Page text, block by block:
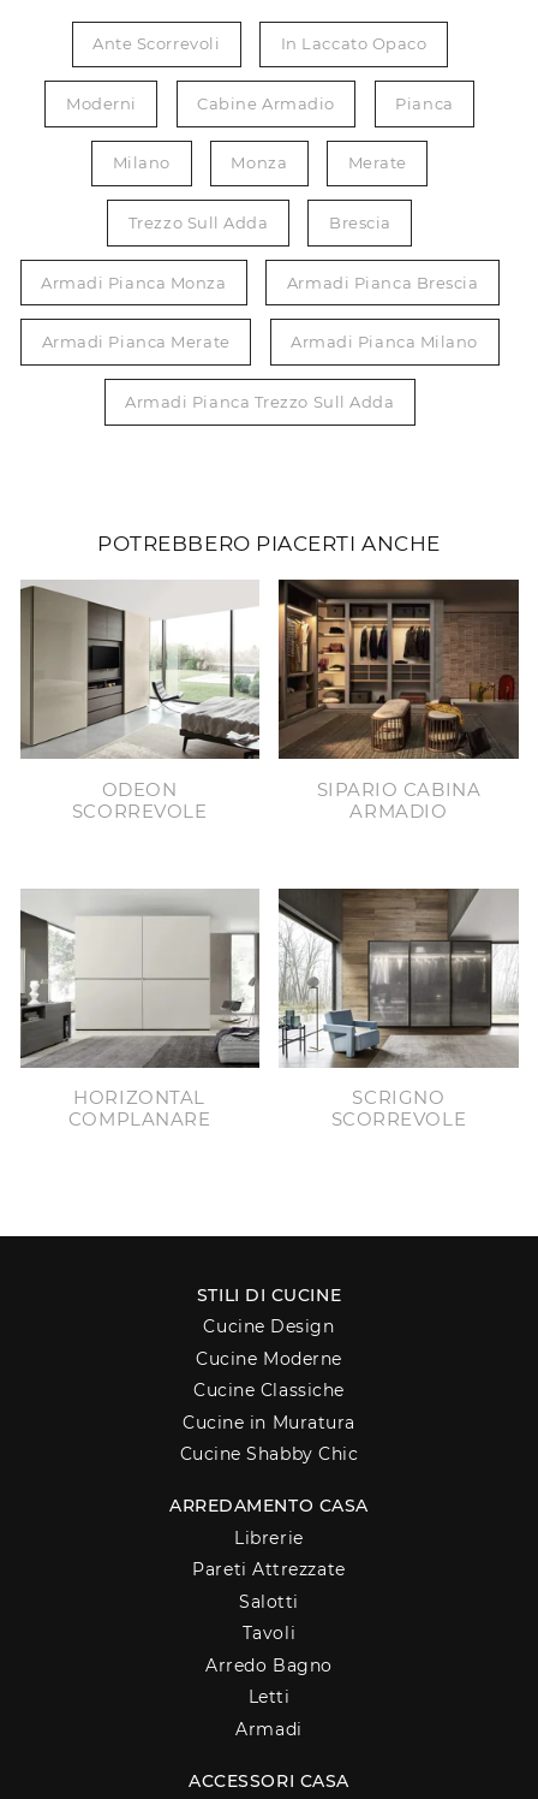
Ante Scorrevoli In Laccato Opaco
Moderni Cabine Armadio Pianca
Milano Monza Merate
Trezzo Sull Adda Brescia
Armadi Pianca Monza Armadi Pianca Brescia
Armadi Pianca Merate Armadi Pianca Milano
Armadi Pianca Trezzo Sull Adda
POTREBBERO PIACERTI ANCHE
ODEON
SCORREVOLE
SIPARIO CABINA
ARMADIO
HORIZONTAL
COMPLANARE
SCRIGNO
SCORREVOLE
STILI DI CUCINE
Cucine Design
Cucine Moderne
Cucine Classiche
Cucine in Muratura
Cucine Shabby Chic
ARREDAMENTO CASA
Librerie
Pareti Attrezzate
Salotti
Tavoli
Arredo Bagno
Letti
Armadi
ACCESSORI CASA